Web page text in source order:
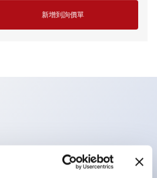
新增到詢價單
全性的彈子鎖結構